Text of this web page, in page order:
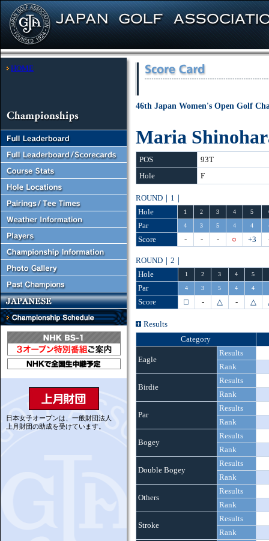
HOME
日本女子オープンは、一般財団法人
上月財団の助成を受けています。
46th Japan Women's Open Golf
Maria
POS
93T
Hole
F
ROUND｜1｜
Hole
1 2 3 4 5
Par 4 3 5 4 4
Score - - - ○ +3
ROUND｜2｜
Hole
1 2 3 4 5
Par 4 3 5 4 4
Score □ - △ - △
Results
Category
Eagle
Results
Rank
Birdie
Results
Rank
Par
Results
Rank
Bogey
Results
Rank
Double Bogey
Results
Rank
Others
Results
Rank
Stroke
Results
Rank